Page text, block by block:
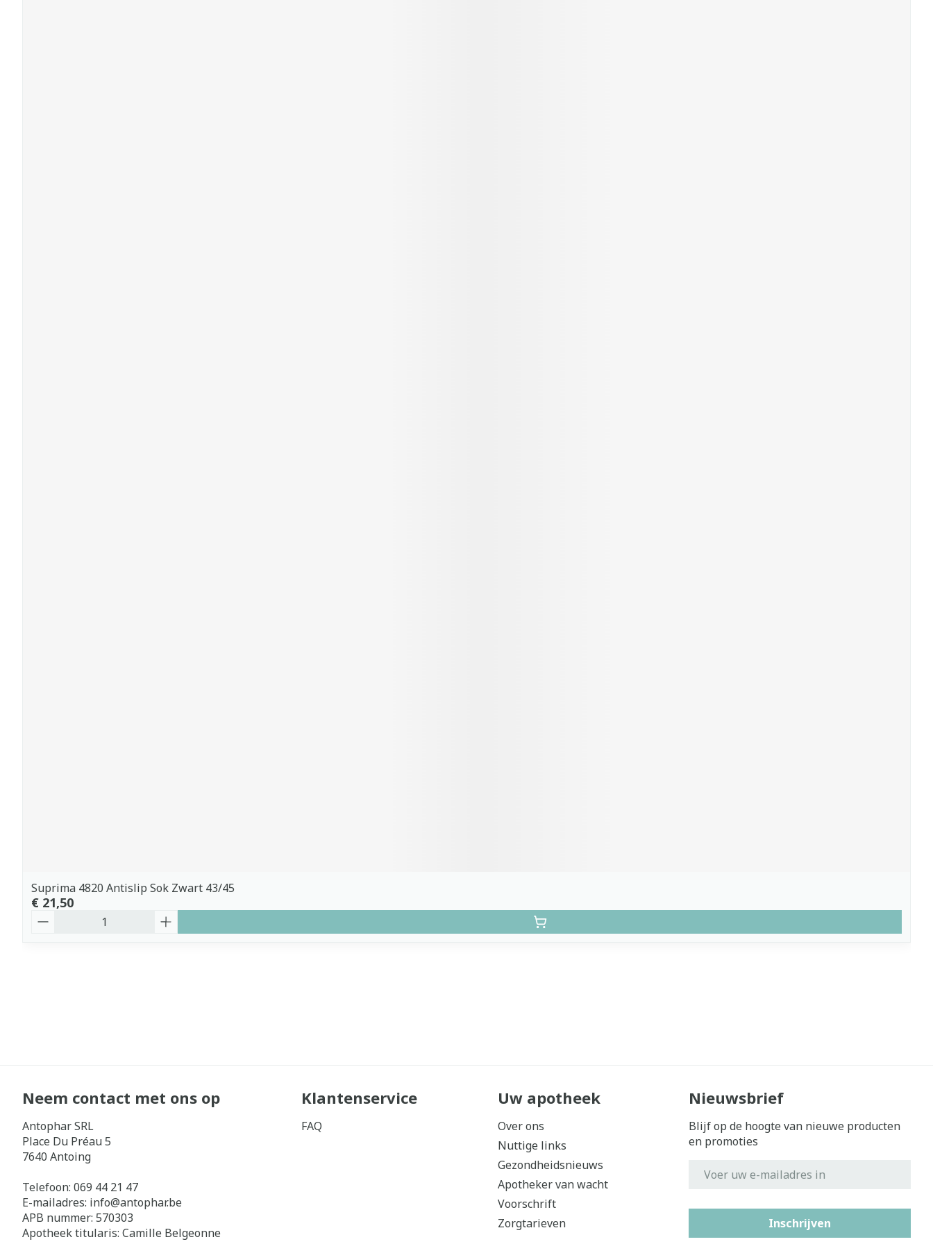
Suprima 4820 Antislip Sok Zwart 43/45
€ 21,50
Neem contact met ons op
Antophar SRL
Place Du Préau 5
7640 Antoing
Telefoon: 069 44 21 47
E-mailadres: info@antophar.be
APB nummer: 570303
Apotheek titularis: Camille Belgeonne
Klantenservice
FAQ
Uw apotheek
Over ons
Nuttige links
Gezondheidsnieuws
Apotheker van wacht
Voorschrift
Zorgtarieven
Nieuwsbrief
Blijf op de hoogte van nieuwe producten
en promoties
Inschrijven